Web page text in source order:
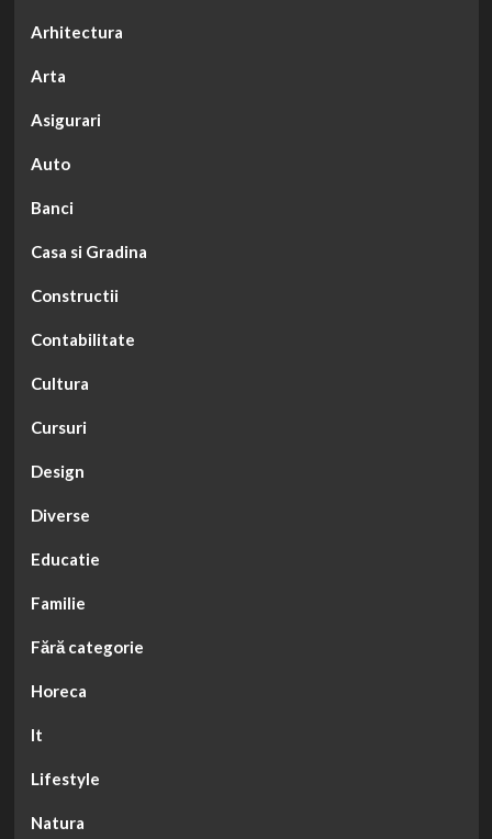
Arhitectura
Arta
Asigurari
Auto
Banci
Casa si Gradina
Constructii
Contabilitate
Cultura
Cursuri
Design
Diverse
Educatie
Familie
Fără categorie
Horeca
It
Lifestyle
Natura